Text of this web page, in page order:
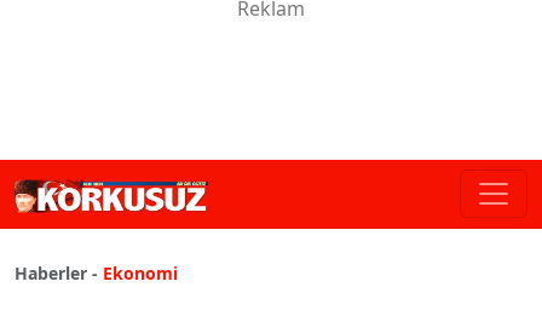
Haberler - Ekonomi